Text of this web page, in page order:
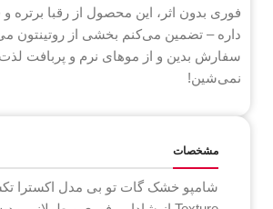
فوری بدون اثر، این محصول از رقبا
داره – تضمین می‌کنم بخشی از روتینتون
سفارش بدین و از موهای نرم و پربافت
نمی‌شین!
مشخصات